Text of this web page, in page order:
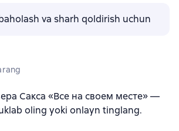
va sharh qoldirish uchun
Сакса «Все на своем месте» —
oling yoki onlayn tinglang.